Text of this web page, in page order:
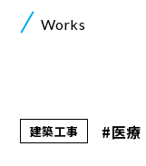
Works
建築工事 #医療